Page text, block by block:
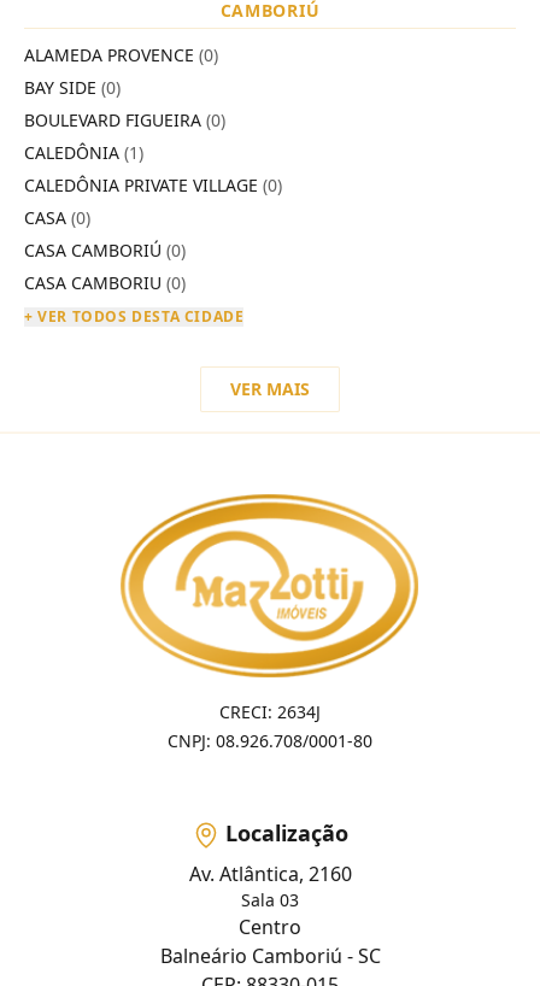
CAMBORIÚ
ALAMEDA PROVENCE (0)
BAY SIDE (0)
BOULEVARD FIGUEIRA (0)
CALEDÔNIA (1)
CALEDÔNIA PRIVATE VILLAGE (0)
CASA (0)
CASA CAMBORIÚ (0)
CASA CAMBORIU (0)
+ VER TODOS DESTA CIDADE
VER MAIS
CRECI: 2634J
CNPJ: 08.926.708/0001-80
Localização
Av. Atlântica, 2160
Sala 03
Centro
Balneário Camboriú - SC